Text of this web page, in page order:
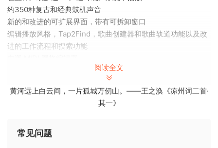
约350种复古和经典鼓机声音
新的和改进的可扩展界面，带有可拆卸窗口
编辑播放风格，Tap2Find，歌曲创建器和歌曲轨道功能以及改
进的工作流程和搜索功能
In addition to a massive library of raw sound material,
streamlined workflow and countless features for powerful
阅读全文
黄河远上白云间，一片孤城万仞山。——王之涣《凉州词二首·
其一》
常见问题